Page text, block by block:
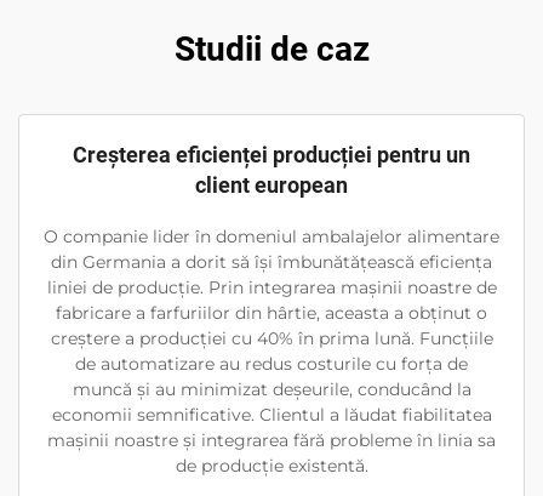
Studii de caz
Creșterea eficienței producției pentru un
client european
O companie lider în domeniul ambalajelor alimentare
din Germania a dorit să își îmbunătățească eficiența
liniei de producție. Prin integrarea mașinii noastre de
fabricare a farfuriilor din hârtie, aceasta a obținut o
creștere a producției cu 40% în prima lună. Funcțiile
de automatizare au redus costurile cu forța de
muncă și au minimizat deșeurile, conducând la
economii semnificative. Clientul a lăudat fiabilitatea
mașinii noastre și integrarea fără probleme în linia sa
de producție existentă.